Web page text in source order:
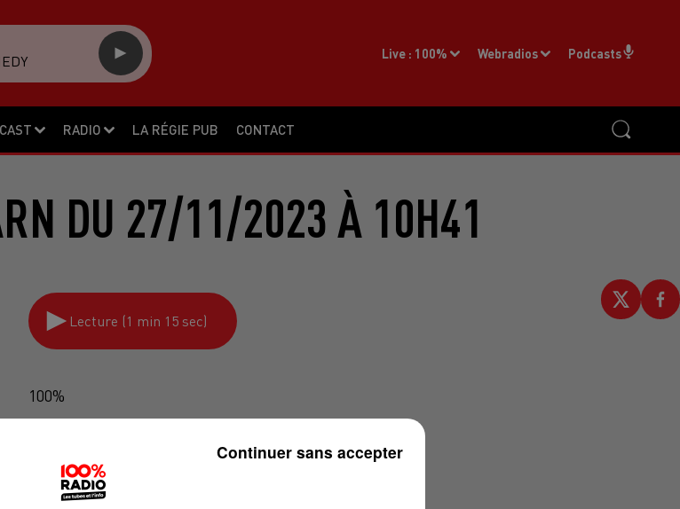
RADIO LA RÉGIE PUB CONTACT
Live : 100% Webradios Podcasts
DU 27/11/2023 À 10H41
Lecture (1 min 15 sec)
100%
Continuer sans accepter